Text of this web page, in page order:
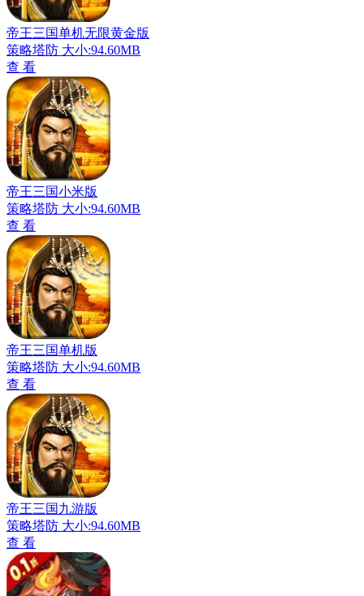
帝王三国单机无限黄金版
策略塔防 大小:94.60MB
查 看
帝王三国小米版
策略塔防 大小:94.60MB
查 看
帝王三国单机版
策略塔防 大小:94.60MB
查 看
帝王三国九游版
策略塔防 大小:94.60MB
查 看